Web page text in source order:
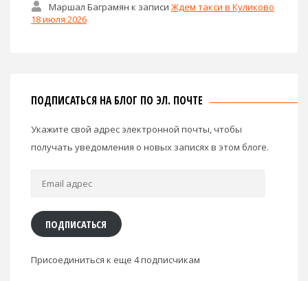
Маршал Баграмян к записи Ждем такси в Куликово
18 июля 2026
ПОДПИСАТЬСЯ НА БЛОГ ПО ЭЛ. ПОЧТЕ
Укажите свой адрес электронной почты, чтобы
получать уведомления о новых записях в этом блоге.
Email
ПОДПИСАТЬСЯ
Присоединиться к еще 4 подписчикам